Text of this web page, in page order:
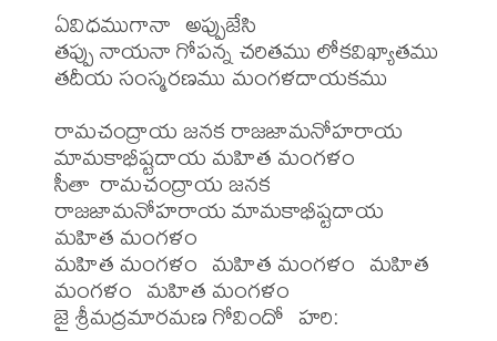
ఏవిధముగానా  అప్పుజేసి
తప్పు నాయనా గోపన్న చరితము లోకవిఖ్యాతము
తదీయ సంస్మరణము మంగళదాయకము
రామచంద్రాయ జనక రాజజామనోహరాయ
మామకాభీష్టదాయ మహిత మంగళం
సీతా రామచంద్రాయ జనక
రాజజామనోహరాయ మామకాభీష్టదాయ
మహిత మంగళం
మహిత మంగళం  మహిత మంగళం  మహిత
మంగళం  మహిత మంగళం
జై శ్రీమద్రమారమణ గోవిందో  హరి: